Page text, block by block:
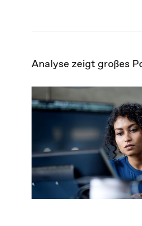
Analyse zeigt großes